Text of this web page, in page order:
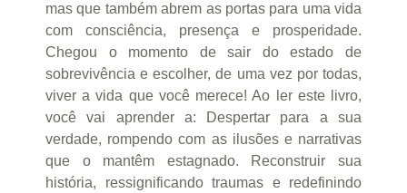
mas que também abrem as portas para uma vida
com consciência, presença e prosperidade.
Chegou o momento de sair do estado de
sobrevivência e escolher, de uma vez por todas,
viver a vida que você merece! Ao ler este livro,
você vai aprender a: Despertar para a sua
verdade, rompendo com as ilusões e narrativas
que o mantêm estagnado. Reconstruir sua
história, ressignificando traumas e redefinindo